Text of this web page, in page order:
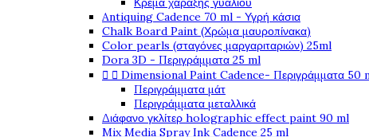
Antiquing Cadence 70 ml - Υγρή κάσια
Chalk Board Paint (Χρώμα μαυροπίνακα)
Color pearls (σταγόνες μαργαριταριών) 25ml
Dora 3D - Περιγράμματα 25 ml
  Dimensional Paint Cadence- Περιγράμματα 50
Περιγράμματα μάτ
Περιγράμματα μεταλλικά
Διάφανο γκλίτερ holographic effect paint 90 ml
Mix Media Spray Ink Cadence 25 ml